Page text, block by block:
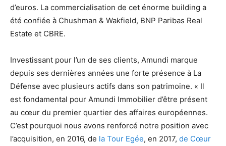
d’euros. La commercialisation de cet énorme building a
été confiée à Chushman & Wakfield, BNP Paribas Real
Estate et CBRE.
Investissant pour l’un de ses clients, Amundi marque
depuis ses dernières années une forte présence à La
Défense avec plusieurs actifs dans son patrimoine. « Il
est fondamental pour Amundi Immobilier d’être présent
au cœur du premier quartier des affaires européennes.
C’est pourquoi nous avons renforcé notre position avec
l’acquisition, en 2016, de la Tour Egée, en 2017, de Cœur